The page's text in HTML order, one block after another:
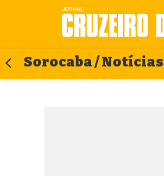
Sorocaba / Notícias